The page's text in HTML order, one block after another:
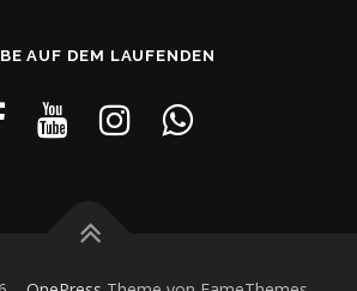
AUF DEM LAUFENDEN